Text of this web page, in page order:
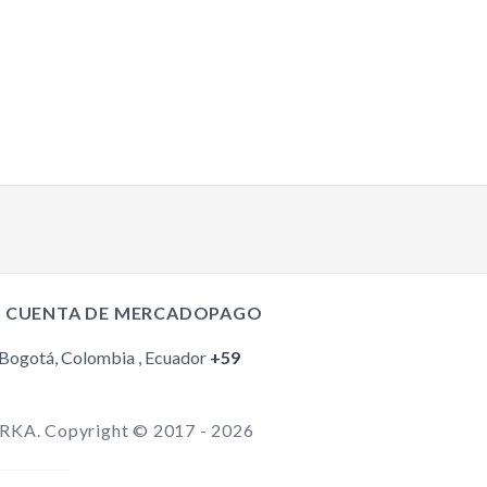
TikTok
Instagram
YouTube
DE MERCADOPAGO
Colombia , Ecuador +59
Copyright © 2017 - 2026